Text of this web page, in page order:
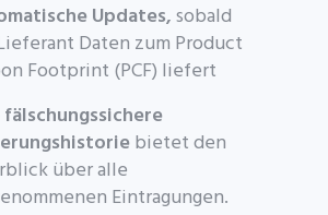
Updates,sobald
Daten zum Product
Footprint (PCF) liefert
fälschungssichere
bietet den
über alle
Eintragungen.